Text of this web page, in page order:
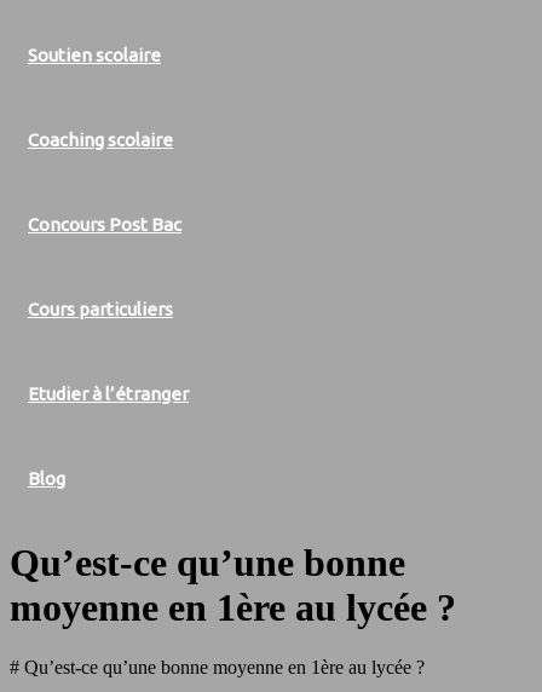
Soutien scolaire
Coaching scolaire
Concours Post Bac
Cours particuliers
Etudier à l’étranger
Blog
Qu’est-ce qu’une bonne
moyenne en 1ère au lycée ?
# Qu’est-ce qu’une bonne moyenne en 1ère au lycée ?